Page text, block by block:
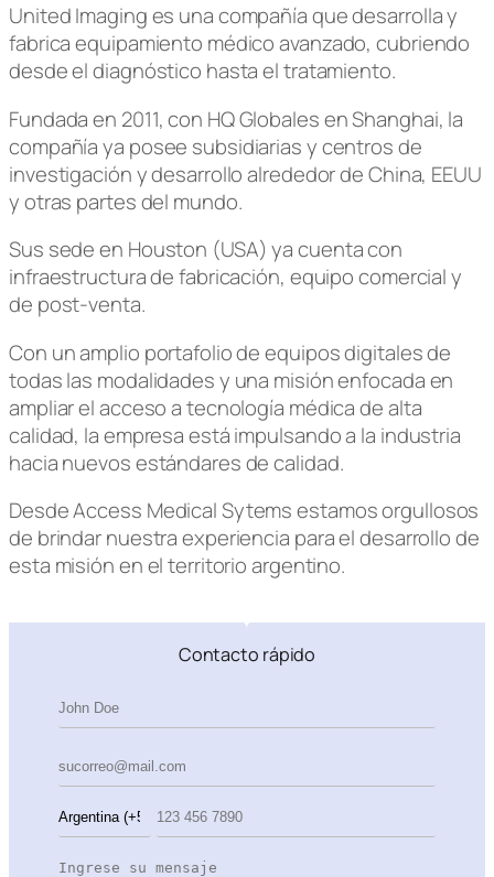
United Imaging es una compañía que desarrolla y
fabrica equipamiento médico avanzado, cubriendo
desde el diagnóstico hasta el tratamiento.
Fundada en 2011, con HQ Globales en Shanghai, la
compañía ya posee subsidiarias y centros de
investigación y desarrollo alrededor de China, EEUU
y otras partes del mundo.
Sus sede en Houston (USA) ya cuenta con
infraestructura de fabricación, equipo comercial y
de post-venta.
Con un amplio portafolio de equipos digitales de
todas las modalidades y una misión enfocada en
ampliar el acceso a tecnología médica de alta
calidad, la empresa está impulsando a la industria
hacia nuevos estándares de calidad.
Desde Access Medical Sytems estamos orgullosos
de brindar nuestra experiencia para el desarrollo de
esta misión en el territorio argentino.
Contacto rápido